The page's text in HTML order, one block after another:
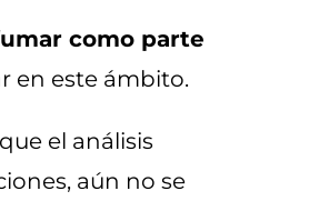
como parte
en este ámbito.
el análisis
aún no se